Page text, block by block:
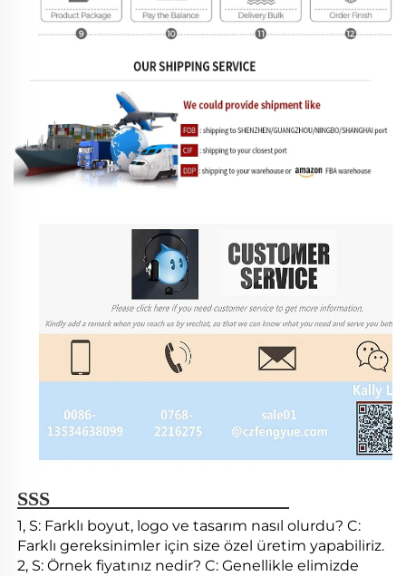
SSS
1, S: Farklı boyut, logo ve tasarım nasıl olurdu? C:
Farklı gereksinimler için size özel üretim yapabiliriz.
2, S: Örnek fiyatınız nedir? C: Genellikle elimizde